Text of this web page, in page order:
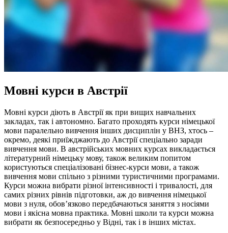
Мовні курси в Австрії
Мовні курси діють в Австрії як при вищих навчальних
закладах, так і автономно. Багато проходять курси німецької
мови паралельно вивчення інших дисциплін у ВНЗ, хтось –
окремо, деякі приїжджають до Австрії спеціально заради
вивчення мови. В австрійських мовних курсах викладається
літературний німецьку мову, також великим попитом
користуються спеціалізовані бізнес-курси мови, а також
вивчення мови спільно з різними туристичними програмами.
Курси можна вибрати різної інтенсивності і тривалості, для
самих різних рівнів підготовки, аж до вивчення німецької
мови з нуля, обов’язково передбачаються заняття з носіями
мови і якісна мовна практика. Мовні школи та курси можна
вибрати як безпосередньо у Відні, так і в інших містах.